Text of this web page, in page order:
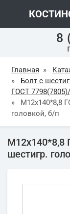
8
Главная »
»
Болт с
ГОСТ
»
М12х140*8,8
головкой, б/п
М12х140*8,8
шестигр.